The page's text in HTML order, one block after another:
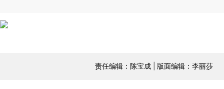
责任编辑：陈宝成 | 版面编辑：李丽莎